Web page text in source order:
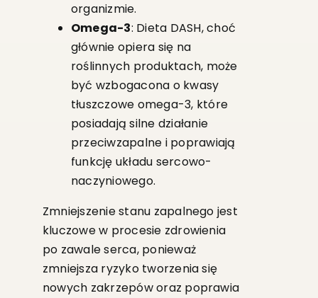
organizmie.
Omega-3: Dieta DASH, choć
głównie opiera się na
roślinnych produktach, może
być wzbogacona o kwasy
tłuszczowe omega-3, które
posiadają silne działanie
przeciwzapalne i poprawiają
funkcję układu sercowo-
naczyniowego.
Zmniejszenie stanu zapalnego jest
kluczowe w procesie zdrowienia
po zawale serca, ponieważ
zmniejsza ryzyko tworzenia się
nowych zakrzepów oraz poprawia